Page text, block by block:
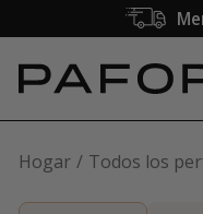
Hogar Todos los